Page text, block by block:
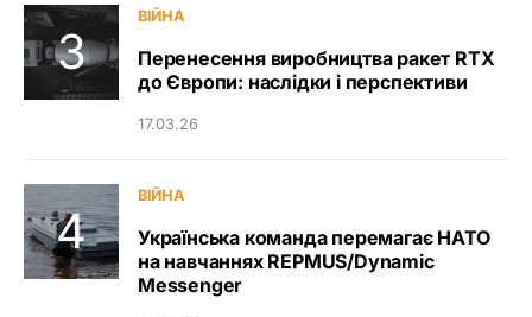
ВІЙНА
Перенесення виробництва ракет RTX
до Європи: наслідки і перспективи
17.03.26
ВІЙНА
Українська команда перемагає НАТО
на навчаннях REPMUS/Dynamic
Messenger